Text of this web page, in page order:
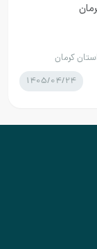
کرمان
1405/04/24